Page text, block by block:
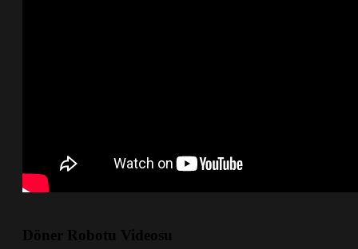
Döner Robotu Videosu